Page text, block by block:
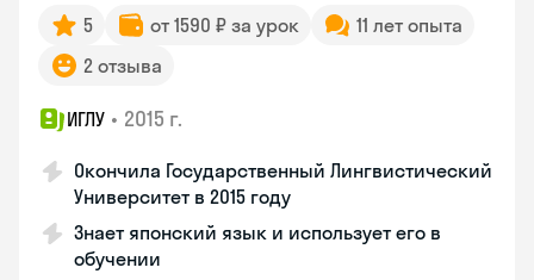
5 от 1590 ₽ за урок
11 лет опыта
2 отзыва
ИГЛУ • 2015 г.
Окончила Государственный Лингвистический
Университет в 2015 году
Знает японский язык и использует его в
обучении